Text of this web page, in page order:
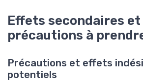
Effets secondaires et
précautions à
Précautions et effets
potentiels